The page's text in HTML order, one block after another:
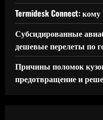
Termidesk Connect:
Субсидированные
дешевые перелеты по
Причины поломок
предотвращение и